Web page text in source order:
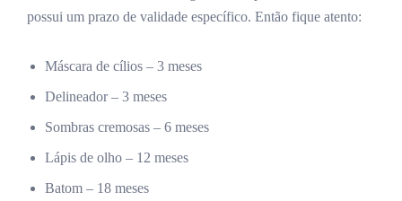
possui um prazo de validade específico. Então fique atento:
Máscara de cílios – 3 meses
Delineador – 3 meses
Sombras cremosas – 6 meses
Lápis de olho – 12 meses
Batom – 18 meses